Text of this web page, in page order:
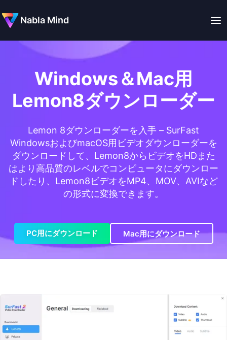
Nabla Mind
Windows＆Mac用
Lemon8ダウンローダー
Lemon 8ダウンローダーを入手 – SurFast
WindowsおよびmacOS用ビデオダウンローダーを
ダウンロードして、Lemon8からビデオをHDまた
はより高品質のレベルでコンピュータにダウンロー
ドしたり、Lemon8ビデオをMP4、MOV、AVIなど
の形式に変換できます。
PC用にダウンロード Mac用にダウンロード